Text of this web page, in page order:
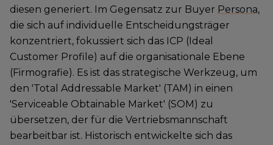
diesen generiert. Im Gegensatz zur Buyer Persona,
die sich auf individuelle Entscheidungsträger
konzentriert, fokussiert sich das ICP (Ideal
Customer Profile) auf die organisationale Ebene
(Firmografie). Es ist das strategische Werkzeug, um
den 'Total Addressable Market' (TAM) in einen
'Serviceable Obtainable Market' (SOM) zu
übersetzen, der für die Vertriebsmannschaft
bearbeitbar ist. Historisch entwickelte sich das